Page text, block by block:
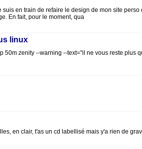
en train de refaire le design de mon site
En fait, pour le moment, qua
linux
zenity --warning --text="il ne vous reste
en clair, t'as un cd labellisé mais y'a rien de